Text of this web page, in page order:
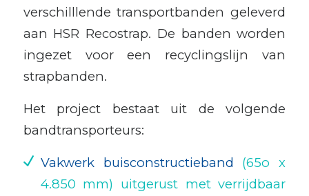
verschilllende transportbanden geleverd
aan HSR Recostrap. De banden worden
ingezet voor een recyclingslijn van
strapbanden.
Het project bestaat uit de volgende
bandtransporteurs:
Vakwerk buisconstructieband (65o x
4.850 mm) uitgerust met verrijdbaar